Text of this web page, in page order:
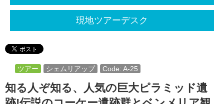
現地ツアーデスク
ツアー シェムリアップ Code: A-25
知る人ぞ知る、人気の巨大ピラミッド遺